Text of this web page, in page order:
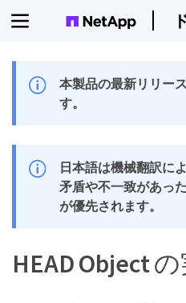
本製品の最新リリー
す。
日本語は機械翻訳に
矛盾や不一致があっ
が優先されます。
HEAD Object